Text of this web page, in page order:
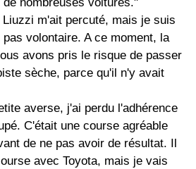
m'ait percuté, mais je suis
volontaire. A ce moment, la
avons pris le risque de passer
sèche, parce qu'il n'y avait
averse, j'ai perdu l'adhérence
C'était une course agréable
de ne pas avoir de résultat. Il
avec Toyota, mais je vais